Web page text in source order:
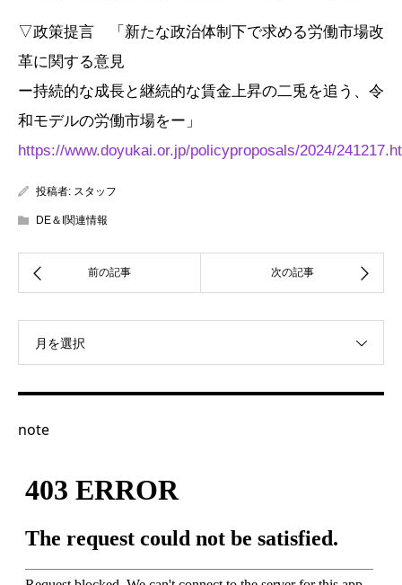
▽政策提言 「新たな政治体制下で求める労働市場改
革に関する意見
ー持続的な成長と継続的な賃金上昇の二兎を追う、令
和モデルの労働市場をー」
https://www.doyukai.or.jp/policyproposals/2024/
投稿者: スタッフ
DE＆I関連情報
月を選択
note